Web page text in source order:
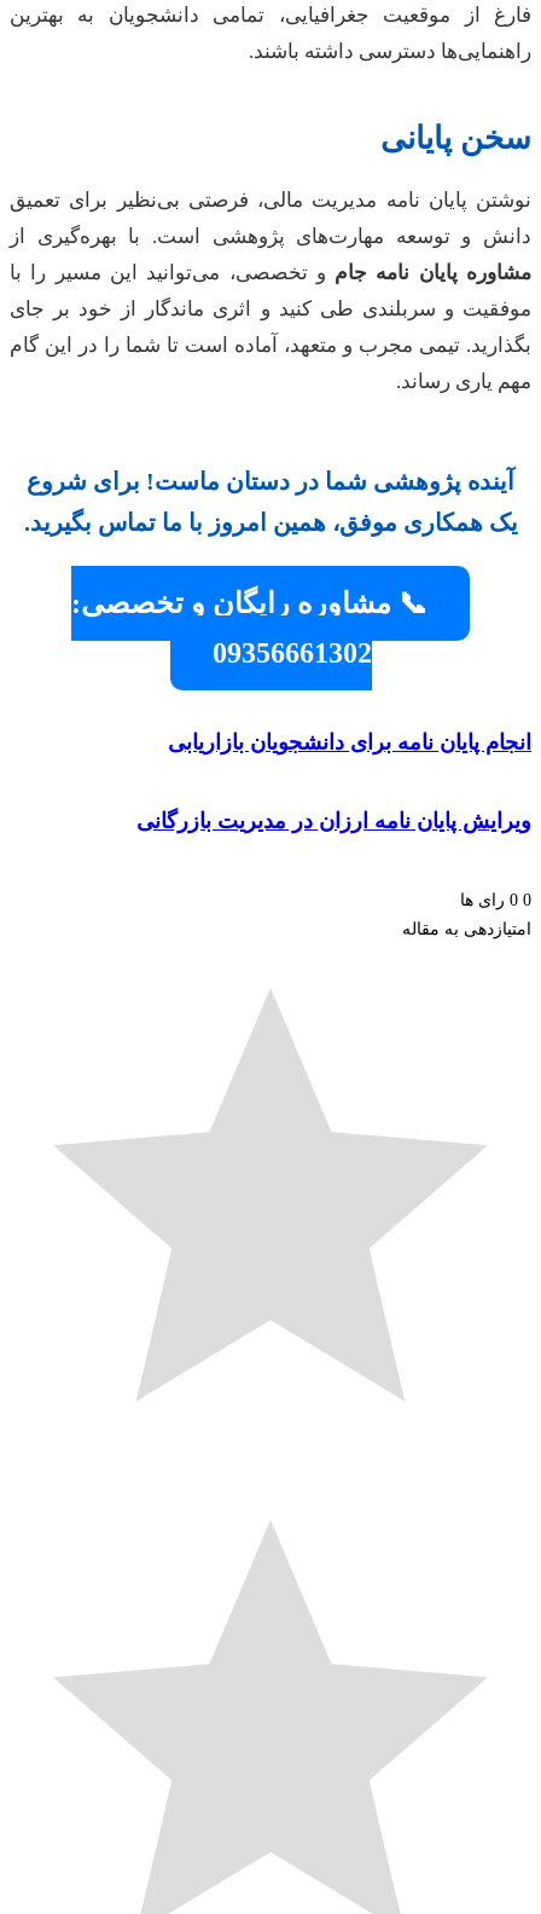
از موقعیت جغرافیایی، تمامی دانشجویان به بهترین
دسترسی داشته باشند.
پایانی
پایان نامه مدیریت مالی، فرصتی بی‌نظیر برای تعمیق
و توسعه مهارت‌های پژوهشی است. با بهره‌گیری از
پایان نامه
جام و تخصصی، می‌توانید این مسیر را با
و سربلندی طی کنید و اثری ماندگار از خود بر جای
تیمی مجرب و متعهد، آماده است تا شما را در این گام
یاری رساند.
پژوهشی شما در دستان ماست! برای شروع
همکاری موفق، همین امروز با ما تماس بگیرید.
📞 مشاوره رایگان و تخصصی:
09356661302
پایان نامه برای دانشجویان بازاریابی
پایان نامه ارزان در مدیریت بازرگانی
ها
به مقاله